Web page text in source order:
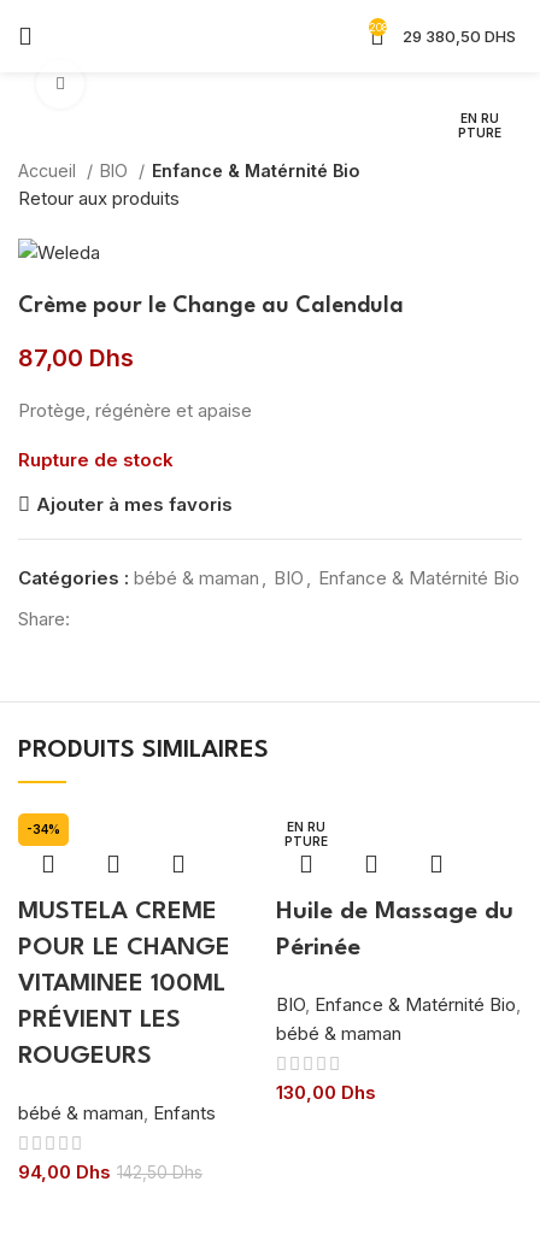
208 29 380,50 DHS
EN RU
PTURE
Accueil BIO Enfance & Matérnité Bio
Retour aux produits
Crème pour le Change au Calendula
87,00 Dhs
Protège, régénère et apaise
Rupture de stock
Ajouter à mes favoris
Catégories : bébé & maman , BIO , Enfance & Matérnité Bio
Share:
PRODUITS SIMILAIRES
-34%
MUSTELA CREME
POUR LE CHANGE
VITAMINEE 100ML
PRÉVIENT LES
ROUGEURS
bébé & maman, Enfants
94,00 Dhs 142,50Dhs
EN RU
PTURE
Huile de Massage du
Périnée
BIO, Enfance & Matérnité Bio,
bébé & maman
130,00 Dhs